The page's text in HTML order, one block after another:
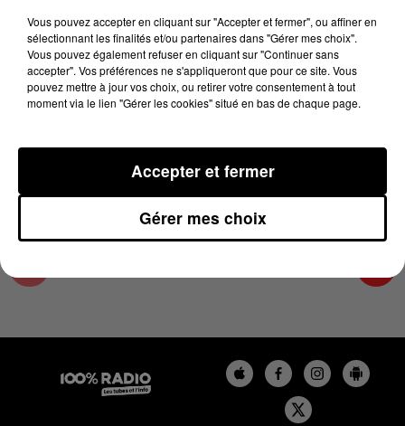
21 mai 2025 - 1 min 14 sec
L'AGENDA DU TARN ET GARONNE DU
21/05/2025 À 06H46
L'agenda du Tarn et Garonne
Vous pouvez accepter en cliquant sur "Accepter et fermer", ou affiner en
sélectionnant les finalités et/ou partenaires dans "Gérer mes choix".
Vous pouvez également refuser en cliquant sur "Continuer sans
accepter". Vos préférences ne s'appliqueront que pour ce site. Vous
pouvez mettre à jour vos choix, ou retirer votre consentement à tout
moment via le lien "Gérer les cookies" situé en bas de chaque page.
Gérer mes choix
Accepter et fermer